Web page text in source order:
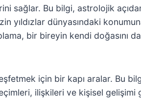
sağlar. Bu bilgi, astrolojik
dünyasındaki
bir bireyin kendi doğasını
için bir kapı aralar. Bu
ilişkileri ve kişisel